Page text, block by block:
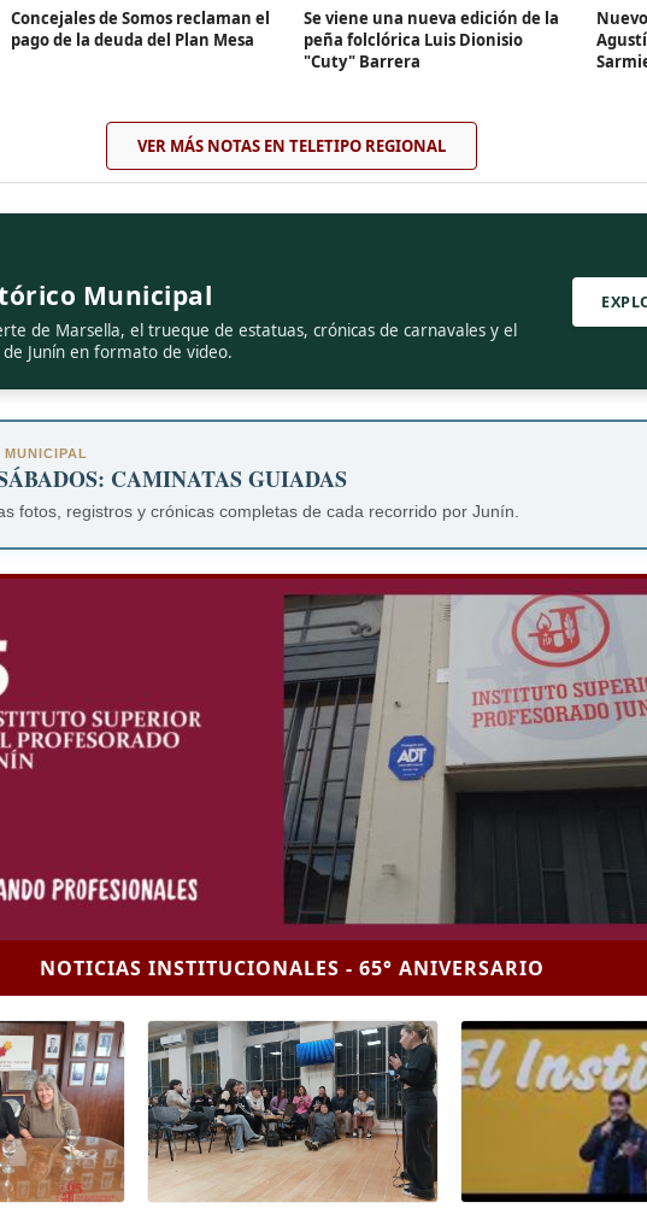
Concejales de Somos reclaman el
pago de la deuda del Plan Mesa
Se viene una nueva edición de la
peña folclórica Luis Dionisio
"Cuty" Barrera
VER MÁS NOTAS EN TELETIPO REGIONAL
Municipal
de Marsella, el trueque de estatuas, crónicas de carnavales y el
Junín en formato de video.
CAMINATAS GUIADAS
fotos, registros y crónicas completas de cada recorrido por Junín.
NOTICIAS INSTITUCIONALES - 65° ANIVERSARIO